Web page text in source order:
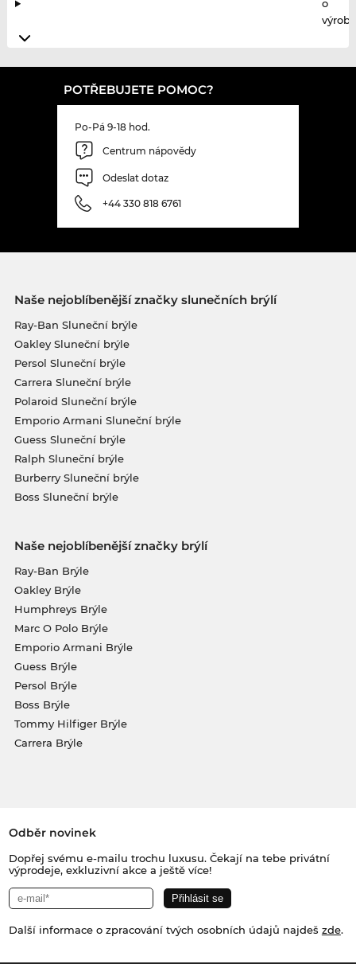
o
POTŘEBUJETE POMOC?
Po-Pá 9-18 hod.
Centrum nápovědy
Odeslat dotaz
+44 330 818 6761
Naše nejoblíbenější značky slunečních brýlí
Ray-Ban Sluneční brýle
Oakley Sluneční brýle
Persol Sluneční brýle
Carrera Sluneční brýle
Polaroid Sluneční brýle
Emporio Armani Sluneční brýle
Guess Sluneční brýle
Ralph Sluneční brýle
Burberry Sluneční brýle
Boss Sluneční brýle
Naše nejoblíbenější značky brýlí
Ray-Ban Brýle
Oakley Brýle
Humphreys Brýle
Marc O Polo Brýle
Emporio Armani Brýle
Guess Brýle
Persol Brýle
Boss Brýle
Tommy Hilfiger Brýle
Carrera Brýle
Odběr novinek
Dopřej svému e-mailu trochu luxusu. Čekají na tebe privátní
výprodeje, exkluzivní akce a ještě více!
Další informace o zpracování tvých osobních údajů najdeš zde.